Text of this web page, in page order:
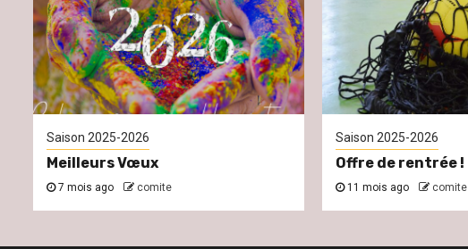
Saison 2025-2026
Meilleurs Vœux
7 mois ago comite
Saison 2025-2026
Offre de rentrée !
11 mois ago comite